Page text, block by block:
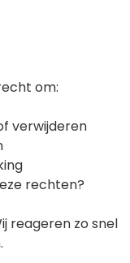
om:
verwijderen
rechten?
reageren zo snel